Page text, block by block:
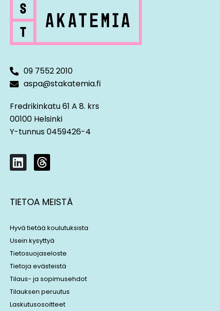
09 7552 2010
aspa@stakatemia.fi
Fredrikinkatu 61 A 8. krs
00100 Helsinki
Y-tunnus 0459426-4
L
i
k
e
i
n
T
h
e
a
s
TIETOA MEISTÄ
Hyvä tietää koulutuksista
Usein kysyttyä
Tietosuojaseloste
Tietoja evästeistä
Tilaus- ja sopimusehdot
Tilauksen peruutus
Laskutusosoitteet